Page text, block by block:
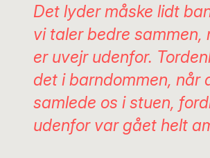
Det lyder måske lidt
vi taler bedre sammen,
er uvejr udenfor.
det i barndommen, når
samlede os i stuen,
udenfor var gået helt